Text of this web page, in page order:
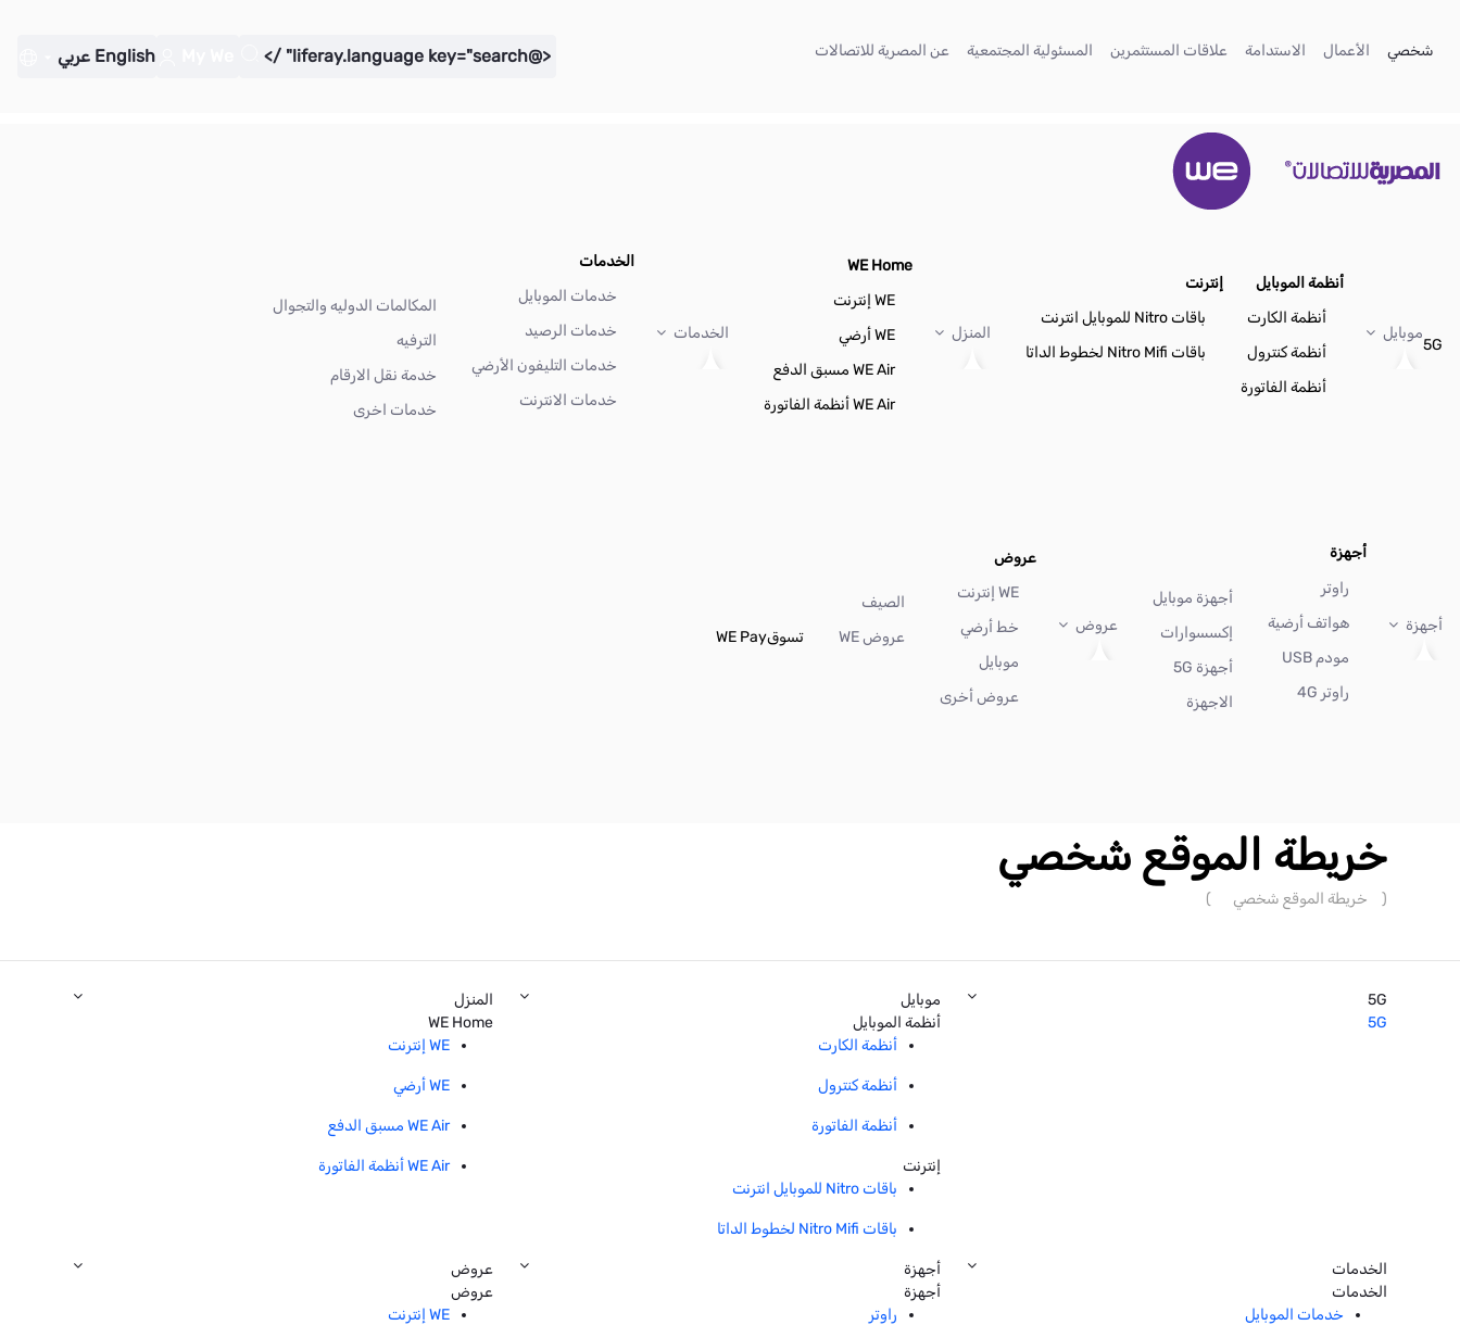
شخصي
الأعمال الاستدامة
(current) علاقات المستثمرين
(current) المسئولية المجتمعية
(current) عن المصرية للاتصالات <@liferay.language key="search" />
English عربي
5G
موبايل
أنظمة الموبايل
أنظمة الكارت
أنظمة كنترول
أنظمة الفاتورة
إنترنت
باقات Nitro للموبايل انترنت
باقات Nitro Mifi لخطوط الداتا
المنزل
WE Home
WE إنترنت
WE أرضي
WE Air مسبق الدفع
WE Air أنظمة الفاتورة
الخدمات
الخدمات
خدمات الموبايل
خدمات الرصيد
خدمات التليفون الأرضي
خدمات الانترنت
المكالمات الدوليه والتجوال
الترفيه
خدمة نقل الارقام
خدمات اخرى
أجهزة
أجهزة
راوتر
هواتف أرضية
مودم USB
راوتر 4G
أجهزة موبايل
إكسسوارات
أجهزة 5G
الاجهزة
عروض
عروض
WE إنترنت
خط أرضي
موبايل
عروض أخرى
الصيف
عروض WE
تسوقWE Pay
خريطة الموقع شخصي
( خريطة الموقع شخصي )
5G
5G
موبايل
أنظمة الموبايل
أنظمة الكارت
أنظمة كنترول
أنظمة الفاتورة
إنترنت
باقات Nitro للموبايل انترنت
باقات Nitro Mifi لخطوط الداتا
المنزل
WE Home
WE إنترنت
WE أرضي
WE Air مسبق الدفع
WE Air أنظمة الفاتورة
الخدمات
الخدمات
خدمات الموبايل
أجهزة
أجهزة
راوتر
عروض
عروض
WE إنترنت